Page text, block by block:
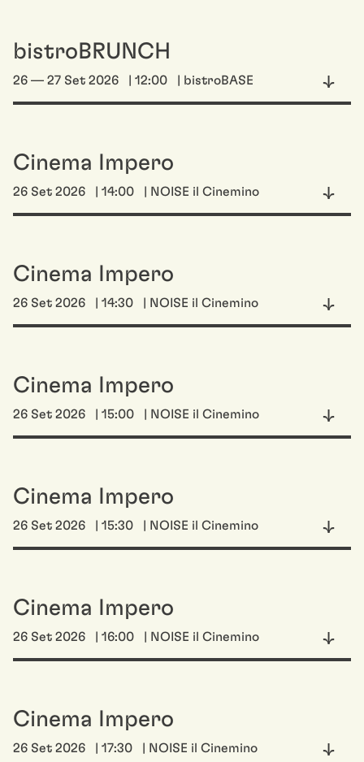
bistroBRUNCH
26 — 27 Set 2026 | 12:00 | bistroBASE
Cinema Impero
26 Set 2026 | 14:00 | NOISE il Cinemino
Cinema Impero
26 Set 2026 | 14:30 | NOISE il Cinemino
Cinema Impero
26 Set 2026 | 15:00 | NOISE il Cinemino
Cinema Impero
26 Set 2026 | 15:30 | NOISE il Cinemino
Cinema Impero
26 Set 2026 | 16:00 | NOISE il Cinemino
Cinema Impero
26 Set 2026 | 17:30 | NOISE il Cinemino